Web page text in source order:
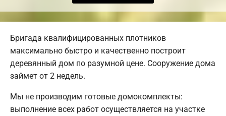
Бригада квалифицированных плотников
максимально быстро и качественно построит
деревянный дом по разумной цене. Сооружение дома
займет от 2 недель.
Мы не производим готовые домокомплекты:
выполнение всех работ осуществляется на участке